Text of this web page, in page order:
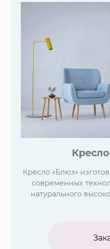
Кресло «Блюз»
современных
натурального